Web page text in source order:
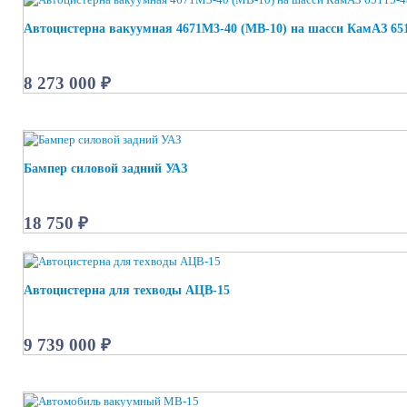
Автоцистерна вакуумная 4671М3-40 (МВ-10) на шасси КамАЗ
8 273 000 ₽
Бампер силовой задний УАЗ
18 750 ₽
Автоцистерна для техводы АЦВ-15
9 739 000 ₽